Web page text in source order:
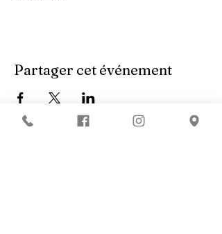
Partager cet événement